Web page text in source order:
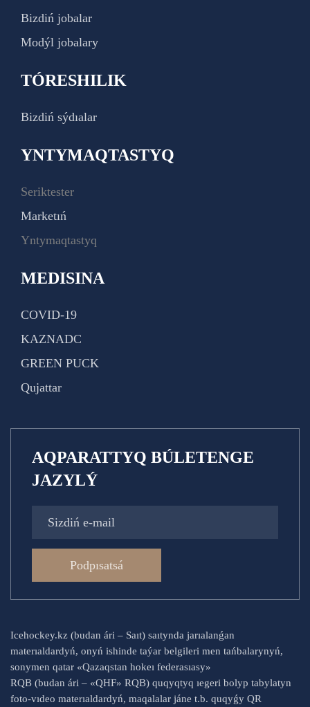
Bizdiń jobalar
Modýl jobalary
TÓRESHILIK
Bizdiń sýdıalar
YNTYMAQTASTYQ
Seriktester
Marketıń
Yntymaqtastyq
MEDISINA
COVID-19
KAZNADC
GREEN PUCK
Qujattar
AQPARATTYQ BÚLETENGE
JAZYLÝ
Podpısatsá
Icehockey.kz (budan ári – Saıt) saıtynda jarıalanǵan
materıaldardyń, onyń ishinde taýar belgileri men tańbalarynyń,
sonymen qatar «Qazaqstan hokeı federasıasy»
RQB (budan ári – «QHF» RQB) quqyqtyq ıegeri bolyp tabylatyn
foto-vıdeo materıaldardyń, maqalalar jáne t.b. quqyǵy QR